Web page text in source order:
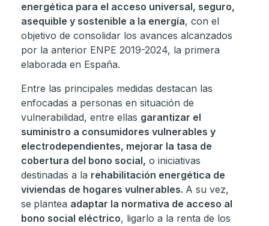
energética para el acceso universal, seguro,
asequible y sostenible a la energía, con el
objetivo de consolidar los avances alcanzados
por la anterior ENPE 2019-2024, la primera
elaborada en España.
Entre las principales medidas destacan las
enfocadas a personas en situación de
vulnerabilidad, entre ellas garantizar el
suministro a consumidores vulnerables y
electrodependientes, mejorar la tasa de
cobertura del bono social, o iniciativas
destinadas a la rehabilitación energética de
viviendas de hogares vulnerables. A su vez,
se plantea adaptar la normativa de acceso al
bono social eléctrico, ligarlo a la renta de los